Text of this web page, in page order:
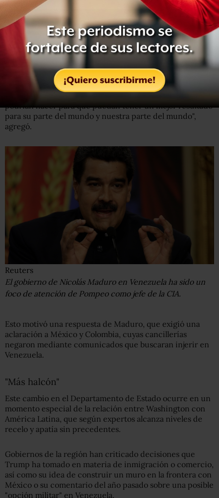
"Tenemos muchas esperanzas de que pueda haber una
transición en Venezuela y la CIA está haciendo lo mejor
para entender la dinámica allí", dijo este exmilitar y
excongresista de 54 años.
"Estaba justo en Ciudad de México y Bogotá una semana
antes de hablar por última vez sobre este mismo
problema, tratando de ayudarlos a entender las cosas que
podrían hacer para que puedan tener un mejor resultado
para su parte del mundo y nuestra parte del mundo",
agregó.
Reuters
El gobierno de Nicolás Maduro en Venezuela ha sido un
foco de atención de Pompeo como jefe de la CIA.
Esto motivó una respuesta de Maduro, que exigió una
aclaración a México y Colombia, cuyas cancillerías
negaron mediante comunicados que buscaran injerir en
Venezuela.
"Más halcón"
Este cambio en el Departamento de Estado ocurre en un
momento especial de la relación entre Washington con
América Latina, que según expertos alcanza niveles de
recelo y apatía sin precedentes.
Gobiernos de la región han criticado decisiones que
Trump ha tomado en materia de inmigración o comercio,
así como su idea de construir un muro en la frontera con
México o su comentario del año pasado sobre una posible
"opción militar" en Venezuela.